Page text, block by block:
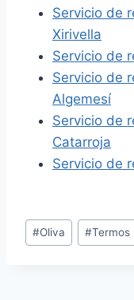
Servicio de
Xirivella
Servicio de
Servicio de
Algemesí
Servicio de
Catarroja
Servicio de
Etiquetas
de
#Oliva #Termos